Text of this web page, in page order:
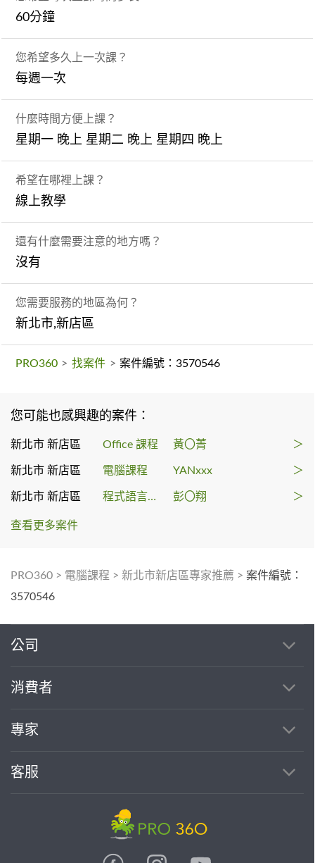
60分鐘
您希望多久上一次課？
每週一次
什麼時間方便上課？
星期一 晚上 星期二 晚上 星期四 晚上
希望在哪裡上課？
線上教學
還有什麼需要注意的地方嗎？
沒有
您需要服務的地區為何？
新北市,新店區
PRO360 > 找案件 > 案件編號：3570546
您可能也感興趣的案件：
新北市 新店區 Office 課程 黃〇菁 ＞
新北市 新店區 電腦課程 YANxxx ＞
新北市 新店區 程式語言家教 彭〇翔 ＞
查看更多案件
PRO360 > 電腦課程 > 新北市新店區專家推薦 > 案件編號：
3570546
公司
消費者
專家
客服